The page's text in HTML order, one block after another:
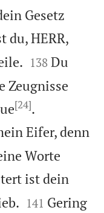
Gesetz
du, HERR,


138 Du
Zeugnisse
[24].
Eifer, denn
Worte
ist dein


141 Gering